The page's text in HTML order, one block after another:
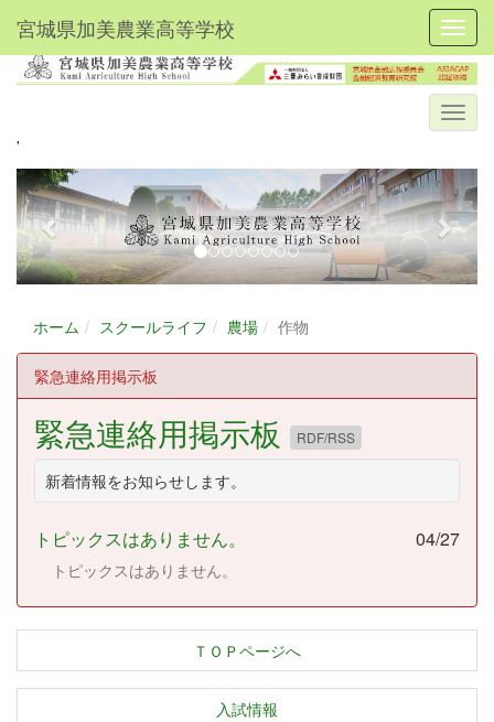
宮城県加美農業高等学校
'
p
r
e
v
o
u
s
n
e
x
t
ホーム スクールライフ 農場 作物
緊急連絡用掲示板
緊急連絡用掲示板 RDF/RSS
新着情報をお知らせします。
トピックスはありません。 04/27
トピックスはありません。
ＴＯＰページへ
入試情報